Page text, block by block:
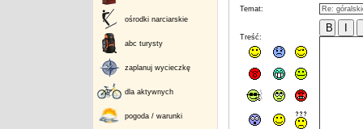
ośrodki narciarskie
abc turysty
zaplanuj wycieczkę
dla aktywnych
pogoda / warunki
Temat:
Treść: